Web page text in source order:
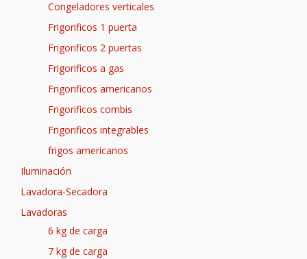
Congeladores verticales
Frigorificos 1 puerta
Frigorificos 2 puertas
Frigorificos a gas
Frigorificos americanos
Frigorificos combis
Frigorificos integrables
frigos americanos
Iluminación
Lavadora-Secadora
Lavadoras
6 kg de carga
7 kg de carga